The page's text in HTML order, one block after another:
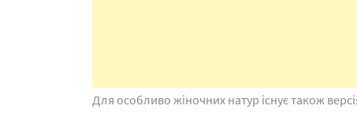
Для особливо жіночних натур існує також